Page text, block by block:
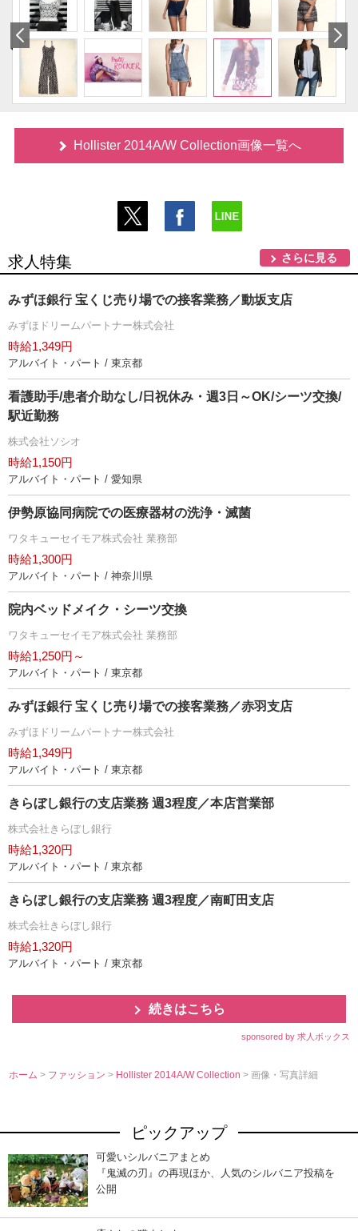
Hollister 2014A/W Collection画像一覧へ
求人特集 さらに見る
みずほ銀行 宝くじ売り場での接客業務／動坂支店
みずほドリームパートナー株式会社
時給1,349円
アルバイト・パート / 東京都
看護助手/患者介助なし/日祝休み・週3日～OK/シーツ交換/
駅近勤務
株式会社ソシオ
時給1,150円
アルバイト・パート / 愛知県
伊勢原協同病院での医療器材の洗浄・滅菌
ワタキューセイモア株式会社 業務部
時給1,300円
アルバイト・パート / 神奈川県
院内ベッドメイク・シーツ交換
ワタキューセイモア株式会社 業務部
時給1,250円～
アルバイト・パート / 東京都
みずほ銀行 宝くじ売り場での接客業務／赤羽支店
みずほドリームパートナー株式会社
時給1,349円
アルバイト・パート / 東京都
きらぼし銀行の支店業務 週3程度／本店営業部
株式会社きらぼし銀行
時給1,320円
アルバイト・パート / 東京都
きらぼし銀行の支店業務 週3程度／南町田支店
株式会社きらぼし銀行
時給1,320円
アルバイト・パート / 東京都
続きはこちら
sponsored by 求人ボックス
ホーム > ファッション> Hollister 2014A/W Collection> 画像・写真詳細
ピックアップ
可愛いシルバニアまとめ
『鬼滅の刃』の再現ほか、人気のシルバニア投稿を
公開